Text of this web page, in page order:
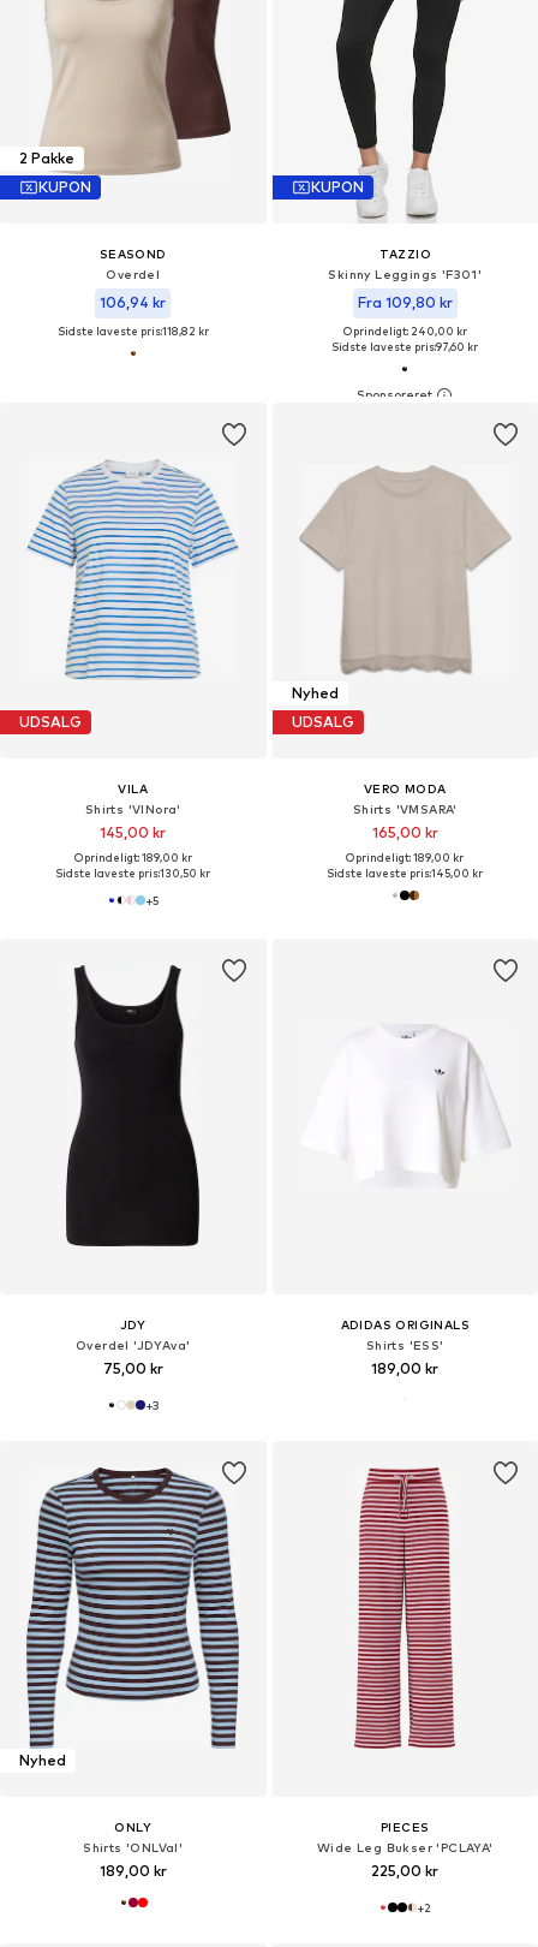
2 Pakke
KUPON
SEASOND
Overdel
106,94 kr
Sidste laveste pris:118,82 kr
KUPON
TAZZIO
Skinny Leggings 'F301'
Fra 109,80 kr
Oprindeligt: 240,00 kr
Sidste laveste pris:97,60 kr
UDSALG
VILA
Shirts 'VINora'
145,00 kr
Oprindeligt: 189,00 kr
Sidste laveste pris:130,50 kr
+5
Nyhed
UDSALG
VERO MODA
Shirts 'VMSARA'
165,00 kr
Oprindeligt: 189,00 kr
Sidste laveste pris:145,00 kr
JDY
Overdel 'JDYAva'
75,00 kr
+3
ADIDAS ORIGINALS
Shirts 'ESS'
189,00 kr
Nyhed
ONLY
Shirts 'ONLVal'
189,00 kr
PIECES
Wide Leg Bukser 'PCLAYA'
225,00 kr
+2